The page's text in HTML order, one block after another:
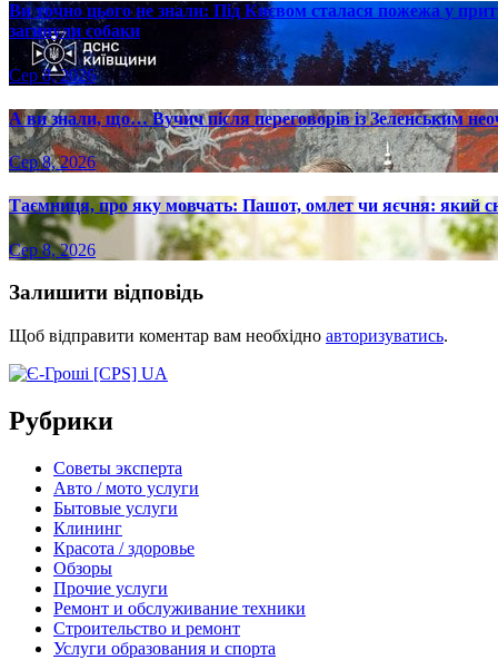
Ви точно цього не знали: Під Києвом сталася пожежа у
загинули собаки
Сер 8, 2026
А ви знали, що… Вучич після переговорів із Зеленським
Сер 8, 2026
Таємниця, про яку мовчать: Пашот, омлет чи яєчня: який
Сер 8, 2026
Залишити відповідь
Щоб відправити коментар вам необхідно авторизуватись.
Рубрики
Советы эксперта
Авто / мото услуги
Бытовые услуги
Клининг
Красота / здоровье
Обзоры
Прочие услуги
Ремонт и обслуживание техники
Строительство и ремонт
Услуги образования и спорта